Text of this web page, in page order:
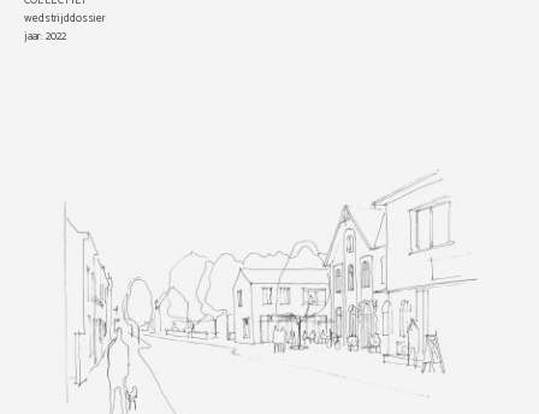
wedstrijddossier
jaar: 2022